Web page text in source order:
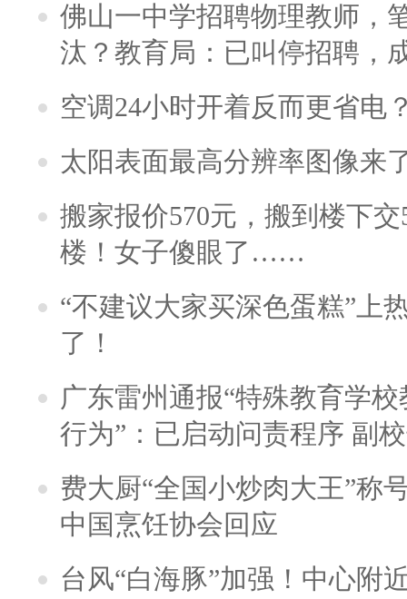
佛山一中学招聘物理教师，
汰？教育局：已叫停招聘，
空调24小时开着反而更省电
太阳表面最高分辨率图像来
搬家报价570元，搬到楼下
楼！女子傻眼了……
“不建议大家买深色蛋糕”上
了！
广东雷州通报“特殊教育学
行为”：已启动问责程序 副
费大厨“全国小炒肉大王”称
中国烹饪协会回应
台风“白海豚”加强！中心附